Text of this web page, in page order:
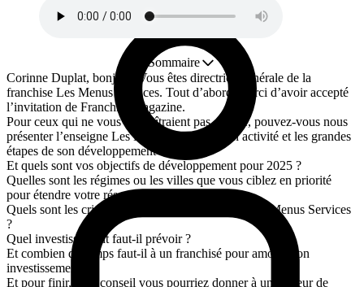
Sommaire
Corinne Duplat, bonjour. Vous êtes directrice générale de la
franchise Les Menus Services. Tout d’abord, merci d’avoir accepté
l’invitation de Franchise magazine.
Pour ceux qui ne vous connaîtraient pas encore, pouvez-vous nous
présenter l’enseigne Les Menus Services, son activité et les grandes
étapes de son développement ?
Et quels sont vos objectifs de développement pour 2025 ?
Quelles sont les régimes ou les villes que vous ciblez en priorité
pour étendre votre réseau sur le territoire ?
Quels sont les critères pour devenir franchisé à Les Menus Services
?
Quel investissement faut-il prévoir ?
Et combien de temps faut-il à un franchisé pour amortir son
investissement ?
Et pour finir, quel conseil vous pourriez donner à un porteur de